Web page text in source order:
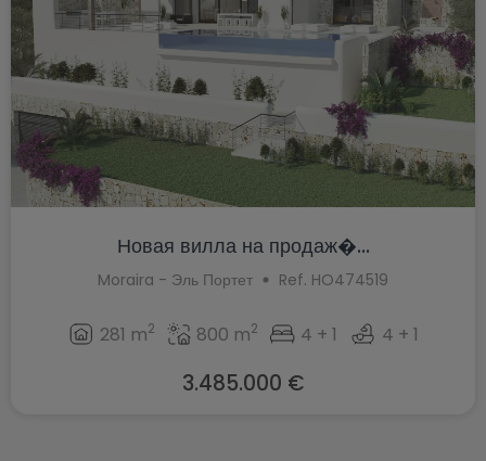
Новая вилла на продаж�...
Moraira - Эль Портет Ref. HO474519
281 m2 800 m2 4 + 1 4 + 1
3.485.000 €